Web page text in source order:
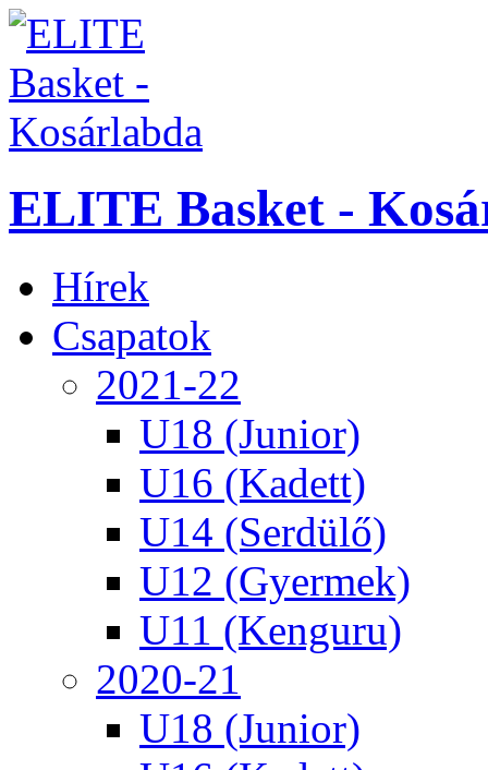
ELITE Basket -
Hírek
Csapatok
2021-22
U18 (Junior)
U16 (Kadett)
U14 (Serdülő)
U12 (Gyermek)
U11 (Kenguru)
2020-21
U18 (Junior)